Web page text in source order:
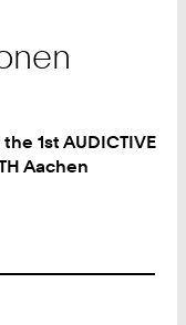
1st AUDICTIVE
Aachen